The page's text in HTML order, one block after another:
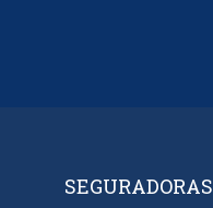
SEGURADORAS